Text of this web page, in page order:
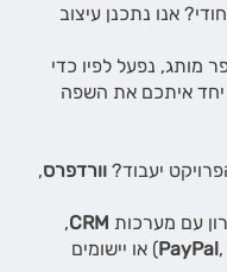
אנו נתכנן עיצוב
מותג, נפעל לפיו כדי
יחד איתכם את השפה
יעבוד? וורדפרס,
עם מערכות CRM
,
PayPal,
) או יישומים